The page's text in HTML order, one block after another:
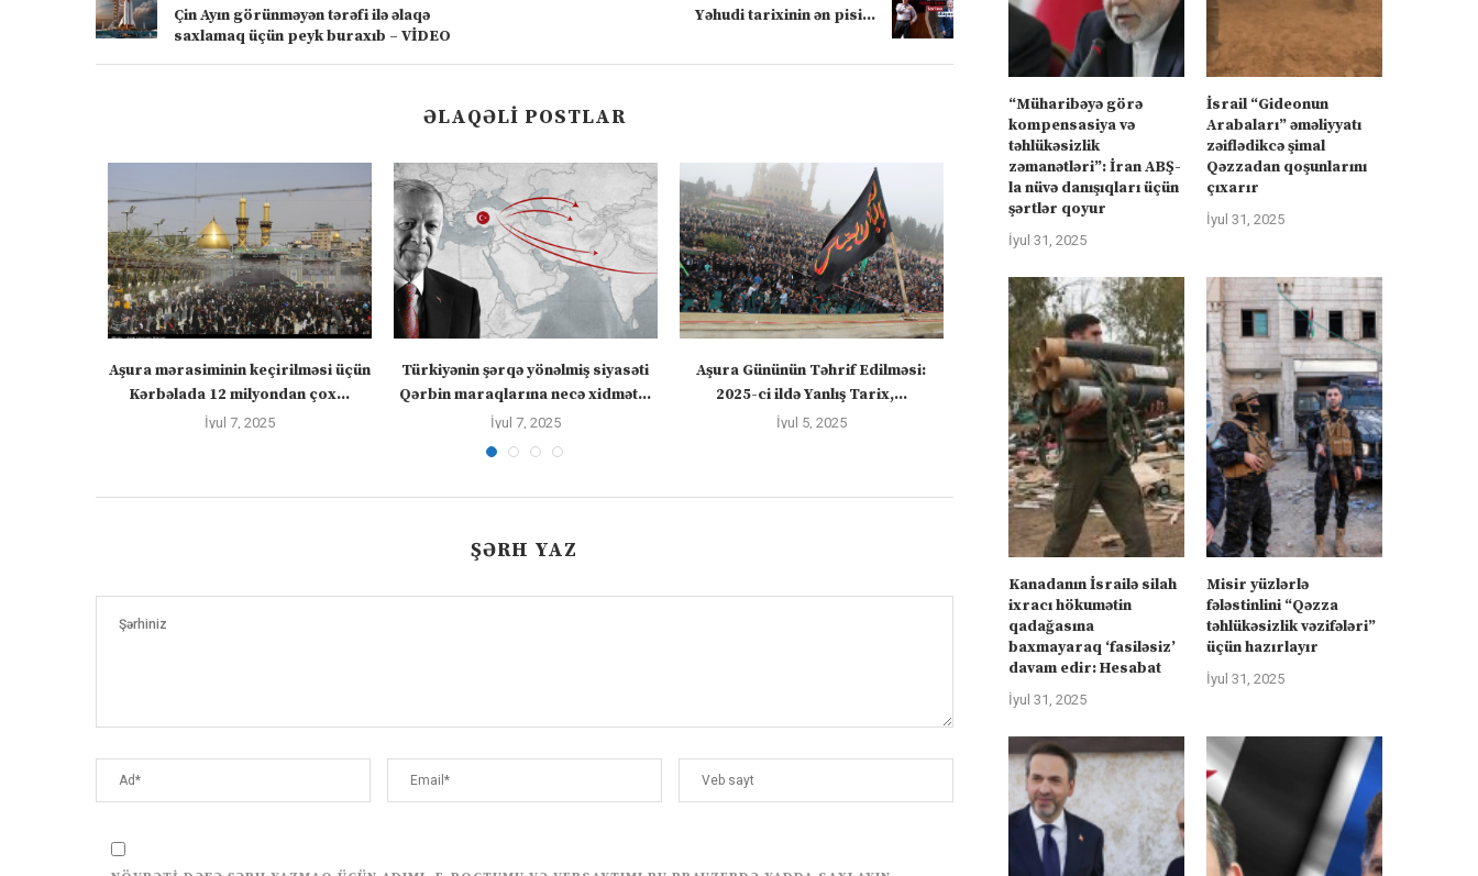
Çin Ayın görünməyən tərəfi ilə əlaqə
saxlamaq üçün peyk buraxıb – VİDEO
Yəhudi tarixinin ən pisi…
ƏLAQƏLI POSTLAR
Aşura mərasiminin keçirilməsi üçün
Kərbəlada 12 milyondan çox...
İyul 7, 2025
Türkiyənin şərqə yönəlmiş siyasəti
Qərbin maraqlarına necə xidmət...
İyul 7, 2025
Aşura Gününün Təhrif Edilməsi:
2025-ci ildə Yanlış Tarix,...
İyul 5, 2025
Türkiyə Afrikanın neft və qazına can
atır –...
İyul 4, 2025
Türkiyə Afrikanın neft və
atır –...
İyul 4, 2025
ŞƏRH YAZ
“Müharibəyə görə
kompensasiya və
təhlükəsizlik
zəmanətləri”: İran ABŞ-
la nüvə danışıqları üçün
şərtlər qoyur
İyul 31, 2025
İsrail “Gideonun
Arabaları” əməliyyatı
zəiflədikcə şimal
Qəzzadan qoşunlarını
çıxarır
İyul 31, 2025
Kanadanın İsrailə silah
ixracı hökumətin
qadağasına
baxmayaraq ‘fasiləsiz’
davam edir: Hesabat
İyul 31, 2025
Misir yüzlərlə
fələstinlini “Qəzza
təhlükəsizlik vəzifələri”
üçün hazırlayır
İyul 31, 2025